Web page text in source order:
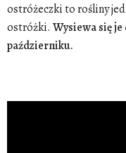
ostróżeczki to rośliny
ostróżki. Wysiewa się
październiku.